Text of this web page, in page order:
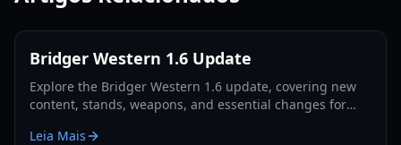
Bridger Western 1.6 Update
Explore the Bridger Western 1.6 update, covering new
content, stands, weapons, and essential changes for
Leia Mais